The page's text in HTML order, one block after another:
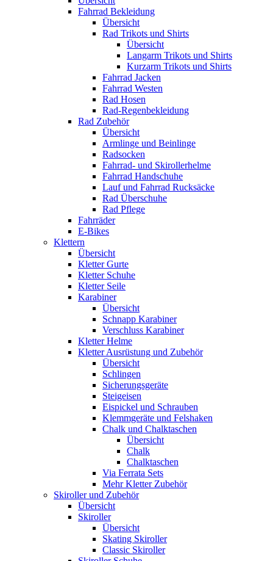
Fahrrad Bekleidung
Übersicht
Rad Trikots und Shirts
Übersicht
Langarm Trikots und Shirts
Kurzarm Trikots und Shirts
Fahrrad Jacken
Fahrrad Westen
Rad Hosen
Rad-Regenbekleidung
Rad Zubehör
Übersicht
Armlinge und Beinlinge
Radsocken
Fahrrad- und Skirollerhelme
Fahrrad Handschuhe
Lauf und Fahrrad Rucksäcke
Rad Überschuhe
Rad Pflege
Fahrräder
E-Bikes
Klettern
Übersicht
Kletter Gurte
Kletter Schuhe
Kletter Seile
Karabiner
Übersicht
Schnapp Karabiner
Verschluss Karabiner
Kletter Helme
Kletter Ausrüstung und Zubehör
Übersicht
Schlingen
Sicherungsgeräte
Steigeisen
Eispickel und Schrauben
Klemmgeräte und Felshaken
Chalk und Chalktaschen
Übersicht
Chalk
Chalktaschen
Via Ferrata Sets
Mehr Kletter Zubehör
Skiroller und Zubehör
Übersicht
Skiroller
Übersicht
Skating Skiroller
Classic Skiroller